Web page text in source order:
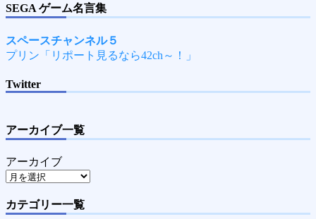
SEGA ゲーム名言集
スペースチャンネル５
プリン「リポート見るなら42ch～！」
Twitter
アーカイブ一覧
アーカイブ
カテゴリー一覧